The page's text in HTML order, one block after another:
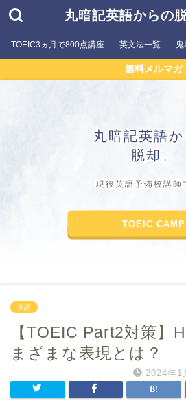
丸暗記英語からの
TOEIC3ヵ月で800点講座 英文法一覧
無料メルマガ
丸暗記英語
脱却。
現役英語予備校講師
TOEIC CAMP
英語
【TOEIC Part2対策】
まざまな表現とは？
2024年1